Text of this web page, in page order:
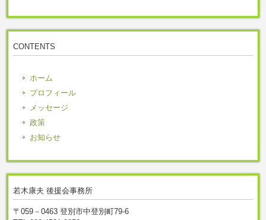
CONTENTS
ホーム
プロフィール
メッセージ
政策
お知らせ
若木康夫 後援会事務所
〒059－0463 登別市中登別町79-6